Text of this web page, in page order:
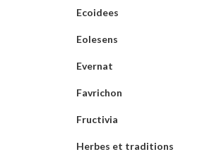
Ecoidees
Eolesens
Evernat
Favrichon
Fructivia
Herbes et traditions